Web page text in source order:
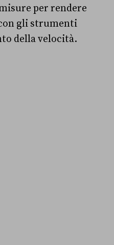
per rendere
gli strumenti
della velocità.